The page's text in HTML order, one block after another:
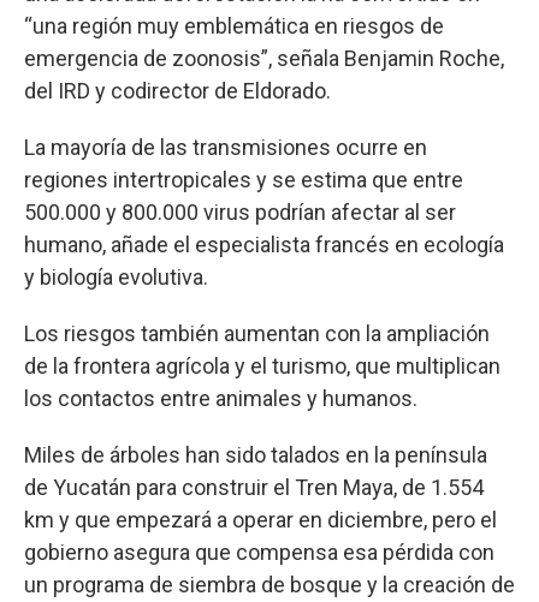
“una región muy emblemática en riesgos de
emergencia de zoonosis”, señala Benjamin Roche,
del IRD y codirector de Eldorado.
La mayoría de las transmisiones ocurre en
regiones intertropicales y se estima que entre
500.000 y 800.000 virus podrían afectar al ser
humano, añade el especialista francés en ecología
y biología evolutiva.
Los riesgos también aumentan con la ampliación
de la frontera agrícola y el turismo, que multiplican
los contactos entre animales y humanos.
Miles de árboles han sido talados en la península
de Yucatán para construir el Tren Maya, de 1.554
km y que empezará a operar en diciembre, pero el
gobierno asegura que compensa esa pérdida con
un programa de siembra de bosque y la creación de